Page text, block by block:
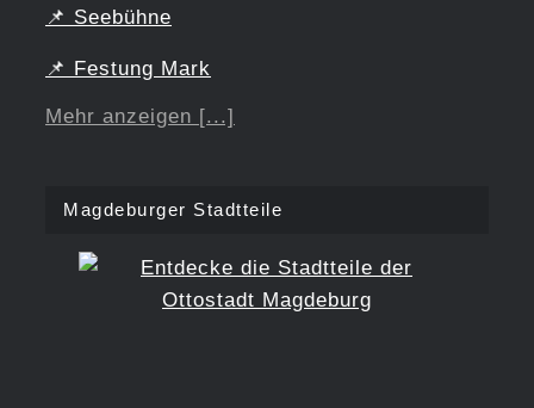
📌 Seebühne
📌 Festung Mark
Mehr anzeigen [...]
Magdeburger Stadtteile